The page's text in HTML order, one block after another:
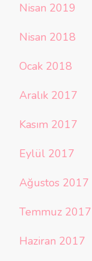
Nisan 2019
Nisan 2018
Ocak 2018
Aralık 2017
Kasım 2017
Eylül 2017
Ağustos 2017
Temmuz 2017
Haziran 2017